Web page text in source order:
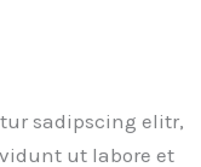
sadipscing elitr,
ut labore et